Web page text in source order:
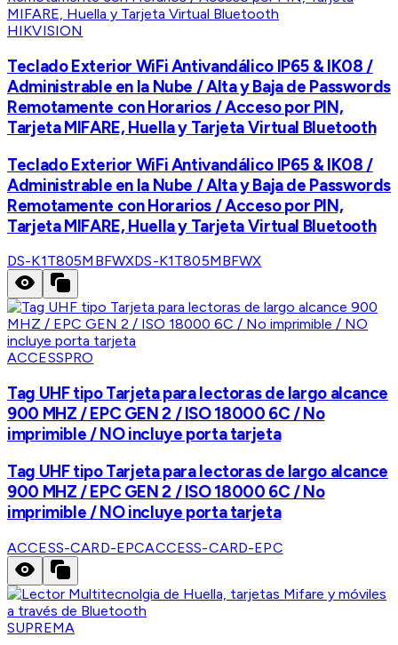
HIKVISION
Teclado Exterior WiFi Antivandálico IP65 & IK08 /
Administrable en la Nube / Alta y Baja de Passwords
Remotamente con Horarios / Acceso por PIN,
Tarjeta MIFARE, Huella y Tarjeta Virtual Bluetooth
Teclado Exterior WiFi Antivandálico IP65 & IK08 /
Administrable en la Nube / Alta y Baja de Passwords
Remotamente con Horarios / Acceso por PIN,
Tarjeta MIFARE, Huella y Tarjeta Virtual Bluetooth
DS-K1T805MBFWXDS-K1T805MBFWX
ACCESSPRO
Tag UHF tipo Tarjeta para lectoras de largo alcance
900 MHZ / EPC GEN 2 / ISO 18000 6C / No
imprimible / NO incluye porta tarjeta
Tag UHF tipo Tarjeta para lectoras de largo alcance
900 MHZ / EPC GEN 2 / ISO 18000 6C / No
imprimible / NO incluye porta tarjeta
ACCESS-CARD-EPCACCESS-CARD-EPC
SUPREMA